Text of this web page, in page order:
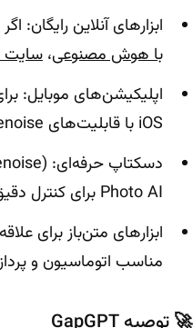
ابزارهای آنلاین رایگان:
با هوش مصنوعی، سایت
اپلیکیشن‌های موبایل:
iOS با قابلیت‌های AI deblur، denoise و upscaling مناسب‌اند؛ نتیجه سریع و اشتراک‌گذاری فوری.
Photo AI برای کنترل دقیق جزئیات و پردازش دسته‌ای.
مناسب اتوماسیون و
🚀 توصیه GapGPT